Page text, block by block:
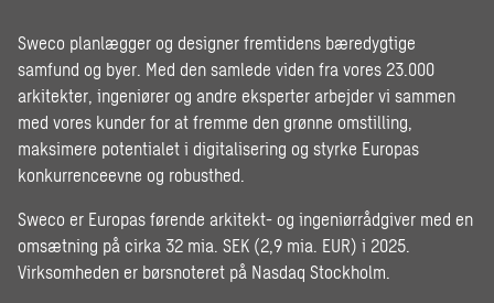
Sweco planlægger og designer fremtidens bæredygtige
samfund og byer. Med den samlede viden fra vores 23.000
arkitekter, ingeniører og andre eksperter arbejder vi sammen
med vores kunder for at fremme den grønne omstilling,
maksimere potentialet i digitalisering og styrke Europas
konkurrenceevne og robusthed.
Sweco er Europas førende arkitekt- og ingeniørrådgiver med en
omsætning på cirka 32 mia. SEK (2,9 mia. EUR) i 2025.
Virksomheden er børsnoteret på Nasdaq Stockholm.